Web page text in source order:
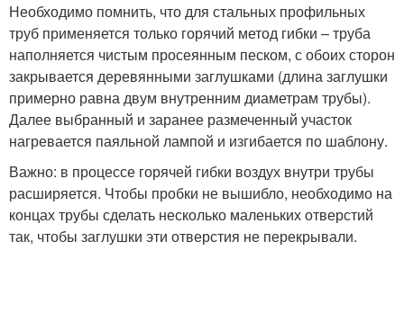
Необходимо помнить, что для стальных профильных
труб применяется только горячий метод гибки – труба
наполняется чистым просеянным песком, с обоих сторон
закрывается деревянными заглушками (длина заглушки
примерно равна двум внутренним диаметрам трубы).
Далее выбранный и заранее размеченный участок
нагревается паяльной лампой и изгибается по шаблону.
Важно: в процессе горячей гибки воздух внутри трубы
расширяется. Чтобы пробки не вышибло, необходимо на
концах трубы сделать несколько маленьких отверстий
так, чтобы заглушки эти отверстия не перекрывали.